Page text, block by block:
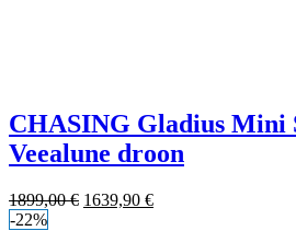
CHASING Gladius Mini
Veealune droon
1899,00€ 1639,90 €
-22%